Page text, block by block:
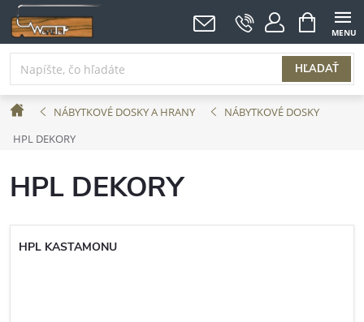
Prejsť
na
obsah
HĽADAŤ
NÁKUPNÝ
KOŠÍK
DomovNÁBYTKOVÉ DOSKY A HRANY
NÁBYTKOVÉ DOSKY
HPL DEKORY
HPL DEKORY
HPL KASTAMONU